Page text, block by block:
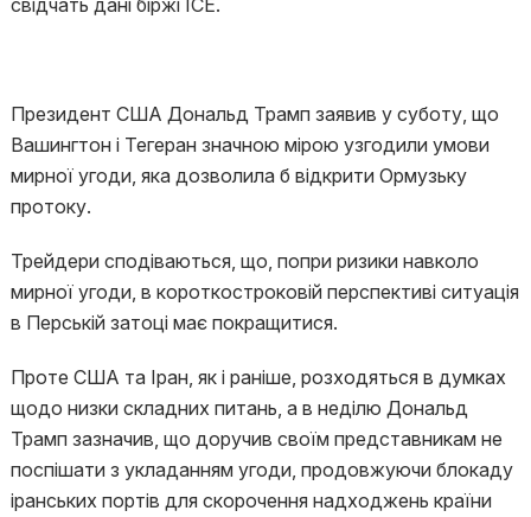
свідчать дані біржі ICE.
Президент США Дональд Трамп заявив у суботу, що
Вашингтон і Тегеран значною мірою узгодили умови
мирної угоди, яка дозволила б відкрити Ормузьку
протоку.
Трейдери сподіваються, що, попри ризики навколо
мирної угоди, в короткостроковій перспективі ситуація
в Перській затоці має покращитися.
Проте США та Іран, як і раніше, розходяться в думках
щодо низки складних питань, а в неділю Дональд
Трамп зазначив, що доручив своїм представникам не
поспішати з укладанням угоди, продовжуючи блокаду
іранських портів для скорочення надходжень країни